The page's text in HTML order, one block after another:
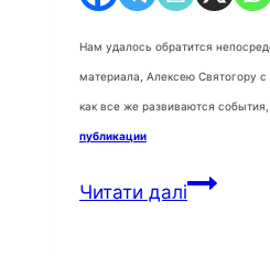
Нам удалось обратится
материала, Алексею Святогору с
как все же развиваются
публикации
Читати даліЛед